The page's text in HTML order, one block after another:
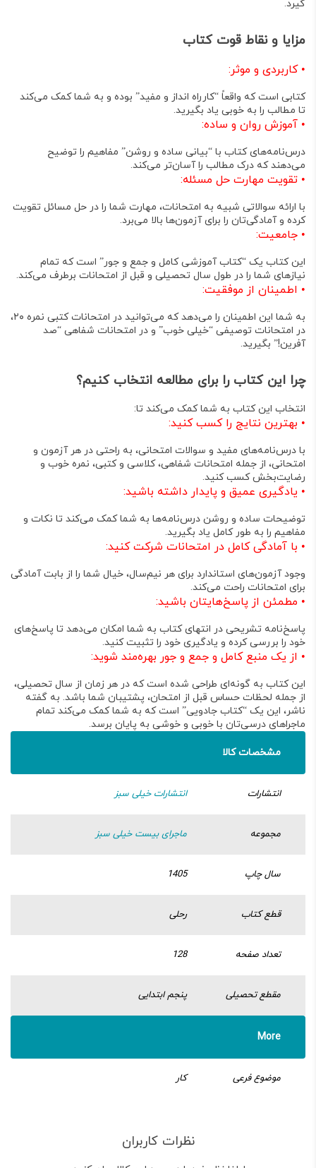
گیرد.
مزایا و نقاط قوت کتاب
•کاربردی و موثر:
کتابی است که واقعاً “کارراه انداز و مفید” بوده و به شما کمک می‌کند
تا مطالب را به خوبی یاد بگیرید.
• آموزش روان و ساده:
درس‌نامه‌های کتاب با “بیانی ساده و روشن” مفاهیم را توضیح
می‌دهند که درک مطالب را آسان‌تر می‌کند.
• تقویت مهارت حل مسئله:
با ارائه سوالاتی شبیه به امتحانات، مهارت شما را در حل مسائل تقویت
کرده و آمادگی‌تان را برای آزمون‌ها بالا می‌برد.
• جامعیت:
این کتاب یک “کتاب آموزشی کامل و جمع و جور” است که تمام
نیازهای شما را در طول سال تحصیلی و قبل از امتحانات برطرف می‌کند.
• اطمینان از موفقیت:
به شما این اطمینان را می‌دهد که می‌توانید در امتحانات کتبی نمره ۲۰،
در امتحانات توصیفی “خیلی خوب” و در امتحانات شفاهی “صد
آفرین!” بگیرید.
چرا این کتاب را برای مطالعه انتخاب کنیم؟
انتخاب این کتاب به شما کمک می‌کند تا:
• بهترین نتایج را کسب کنید:
با درس‌نامه‌های مفید و سوالات امتحانی، به راحتی در هر آزمون و
امتحانی، از جمله امتحانات شفاهی، کلاسی و کتبی، نمره خوب و
رضایت‌بخش کسب کنید.
• یادگیری عمیق و پایدار داشته باشید:
توضیحات ساده و روشن درس‌نامه‌ها به شما کمک می‌کند تا نکات و
مفاهیم را به طور کامل یاد بگیرید.
• با آمادگی کامل در امتحانات شرکت کنید:
وجود آزمون‌های استاندارد برای هر نیم‌سال، خیال شما را از بابت آمادگی
برای امتحانات راحت می‌کند.
• مطمئن از پاسخ‌هایتان باشید:
پاسخ‌نامه تشریحی در انتهای کتاب به شما امکان می‌دهد تا پاسخ‌های
خود را بررسی کرده و یادگیری خود را تثبیت کنید.
• از یک منبع کامل و جمع و جور بهره‌مند شوید:
این کتاب به گونه‌ای طراحی شده است که در هر زمان از سال تحصیلی،
از جمله لحظات حساس قبل از امتحان، پشتیبان شما باشد. به گفته
ناشر، این یک “کتاب جادویی” است که به شما کمک می‌کند تمام
ماجراهای درسی‌تان با خوبی و خوشی به پایان برسد.
مشخصات کالا
انتشارات انتشارات خیلی سبز
مجموعه ماجرای بیست خیلی سبز
سال چاپ 1405
قطع کتاب رحلی
تعداد صفحه 128
مقطع تحصیلی پنجم ابتدایی
More
موضوع فرعی کار
نظرات کاربران